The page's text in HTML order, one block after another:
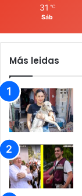
31 ℃
Sáb
Más leidas